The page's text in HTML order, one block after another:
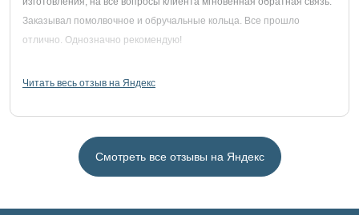
Заказывал помолвочное и обручальные кольца. Все прошло
отлично. Однозначно рекомендую!
Читать весь отзыв на Яндекс
Смотреть все отзывы на Яндекс